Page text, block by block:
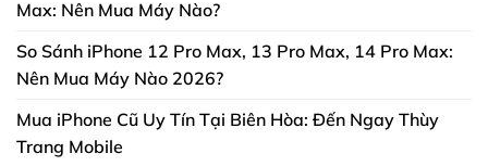
Max: Nên Mua Máy Nào?
So Sánh iPhone 12 Pro Max, 13 Pro Max, 14 Pro Max:
Nên Mua Máy Nào 2026?
Mua iPhone Cũ Uy Tín Tại Biên Hòa: Đến Ngay Thùy
Trang Mobile